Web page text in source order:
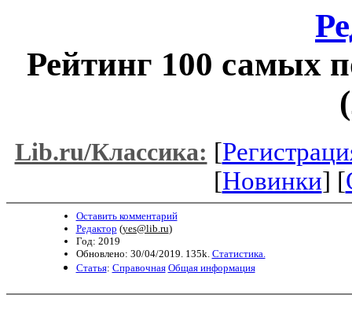
Рейтинг 100 самых
Lib.ru/Классика: [
[Новинки] [
Оставить комментарий
Редактор (yes@lib.ru)
Год: 2019
Обновлено: 30/04/2019. 135k. Статистика.
Статья: Справочная Общая информация